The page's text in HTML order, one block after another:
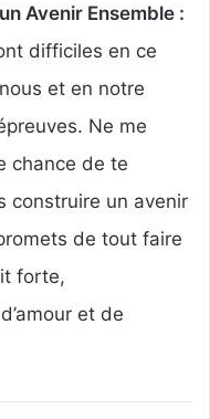
Avenir Ensemble :
difficiles en ce
et en notre
Ne me
chance de te
construire un avenir
de tout faire
forte,
et de